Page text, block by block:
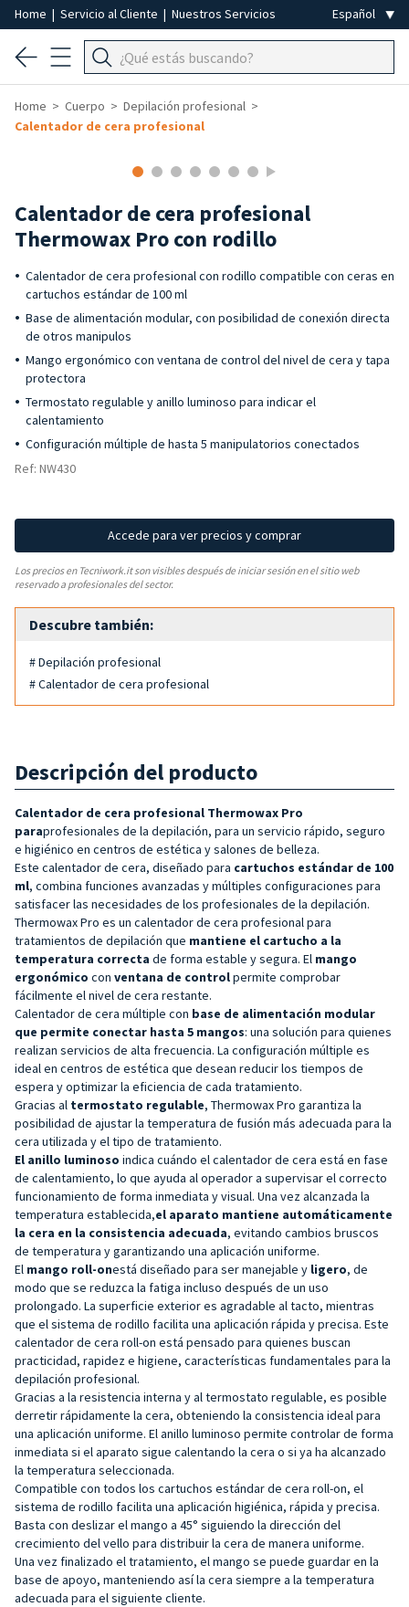
Home | Servicio al Cliente | Nuestros Servicios
Home Cuerpo
Depilación profesional
Calentador de cera profesional
Calentador de cera profesional
Thermowax Pro con rodillo
Calentador de cera profesional con rodillo compatible con ceras en
cartuchos estándar de 100 ml
Base de alimentación modular, con posibilidad de conexión directa
de otros manipulos
Mango ergonómico con ventana de control del nivel de cera y tapa
protectora
Termostato regulable y anillo luminoso para indicar el
calentamiento
Configuración múltiple de hasta 5 manipulatorios conectados
Ref: NW430
Accede para ver precios y comprar
Los precios en Tecniwork.it son visibles después de iniciar sesión en el sitio web
reservado a profesionales del sector.
Descubre también:
# Depilación profesional
# Calentador de cera profesional
Descripción del producto
Calentador de cera profesional Thermowax Pro
paraprofesionales de la depilación, para un servicio rápido, seguro
e higiénico en centros de estética y salones de belleza.
Este calentador de cera, diseñado para cartuchos estándar de 100
ml, combina funciones avanzadas y múltiples configuraciones para
satisfacer las necesidades de los profesionales de la depilación.
Thermowax Pro es un calentador de cera profesional para
tratamientos de depilación que mantiene el cartucho a la
temperatura correcta de forma estable y segura. El mango
ergonómico con ventana de controlpermite comprobar
fácilmente el nivel de cera restante.
Calentador de cera múltiple con base de alimentación modular
que permite conectar hasta 5 mangos: una solución para quienes
realizan servicios de alta frecuencia. La configuración múltiple es
ideal en centros de estética que desean reducir los tiempos de
espera y optimizar la eficiencia de cada tratamiento.
Gracias al termostato regulable, Thermowax Pro garantiza la
posibilidad de ajustar la temperatura de fusión más adecuada para la
cera utilizada y el tipo de tratamiento.
El anillo luminoso indica cuándo el calentador de cera está en fase
de calentamiento, lo que ayuda al operador a supervisar el correcto
funcionamiento de forma inmediata y visual. Una vez alcanzada la
temperatura establecida,el aparato mantiene automáticamente
la cera en la consistencia adecuada, evitando cambios bruscos
de temperatura y garantizando una aplicación uniforme.
El mango roll-onestá diseñado para ser manejable y ligero, de
modo que se reduzca la fatiga incluso después de un uso
prolongado. La superficie exterior es agradable al tacto, mientras
que el sistema de rodillo facilita una aplicación rápida y precisa. Este
calentador de cera roll-on está pensado para quienes buscan
practicidad, rapidez e higiene, características fundamentales para la
depilación profesional.
Gracias a la resistencia interna y al termostato regulable, es posible
derretir rápidamente la cera, obteniendo la consistencia ideal para
una aplicación uniforme. El anillo luminoso permite controlar de forma
inmediata si el aparato sigue calentando la cera o si ya ha alcanzado
la temperatura seleccionada.
Compatible con todos los cartuchos estándar de cera roll-on, el
sistema de rodillo facilita una aplicación higiénica, rápida y precisa.
Basta con deslizar el mango a 45° siguiendo la dirección del
crecimiento del vello para distribuir la cera de manera uniforme.
Una vez finalizado el tratamiento, el mango se puede guardar en la
base de apoyo, manteniendo así la cera siempre a la temperatura
adecuada para el siguiente cliente.